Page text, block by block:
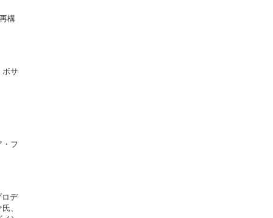
構
ボサ
・フ
ロデ
、